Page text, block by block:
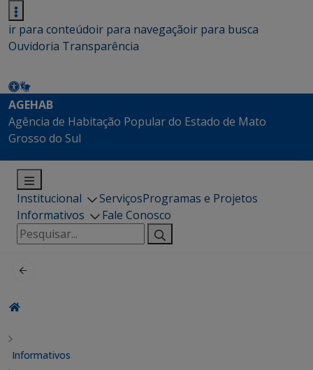
ir para conteúdoir para navegaçãoir para busca
Ouvidoria Transparência
AGEHAB
Agência de Habitação Popular do Estado de Mato
Grosso do Sul
Institucional ServiçosProgramas e Projetos
Informativos
Fale Conosco
Pesquisar
por:
Informativos